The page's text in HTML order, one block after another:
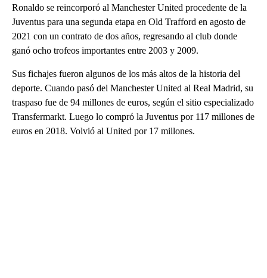
Ronaldo se reincorporó al Manchester United procedente de la
Juventus para una segunda etapa en Old Trafford en agosto de
2021 con un contrato de dos años, regresando al club donde
ganó ocho trofeos importantes entre 2003 y 2009.
Sus fichajes fueron algunos de los más altos de la historia del
deporte. Cuando pasó del Manchester United al Real Madrid, su
traspaso fue de 94 millones de euros, según el sitio especializado
Transfermarkt. Luego lo compró la Juventus por 117 millones de
euros en 2018. Volvió al United por 17 millones.